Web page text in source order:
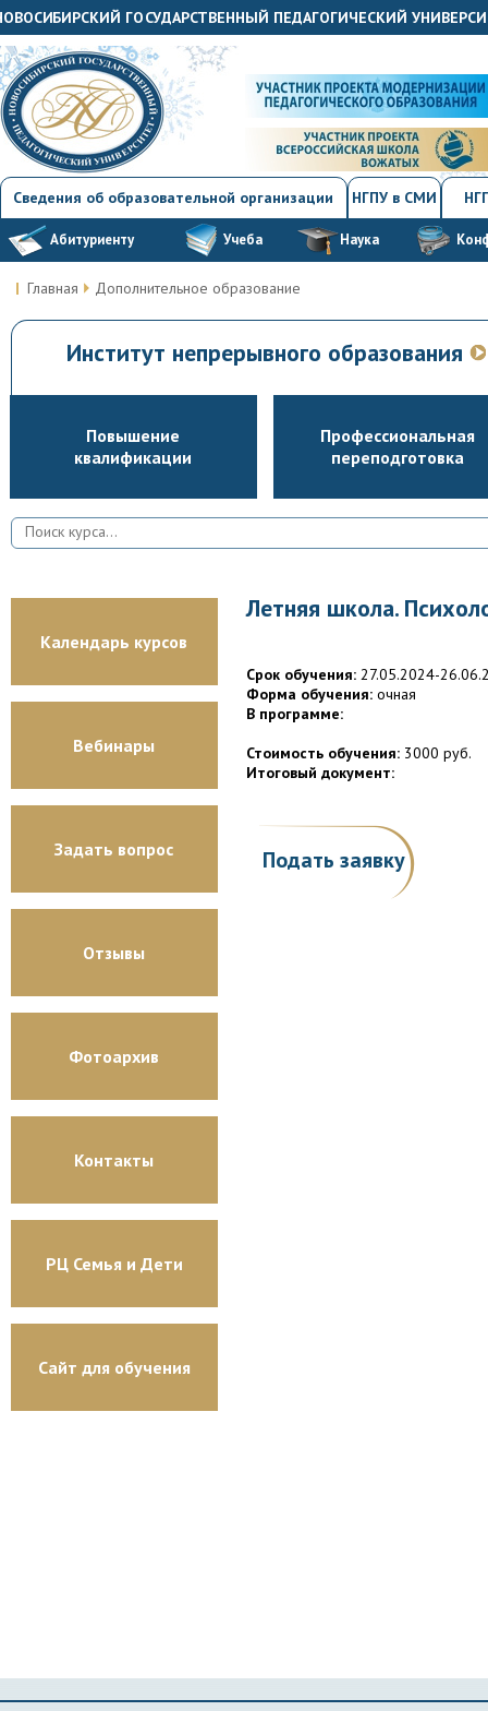
ГОСУДАРСТВЕННЫЙ ПЕДАГОГИЧЕСКИЙ
Сведения об образовательной организации НГПУ в СМИ
Абитуриенту Учеба Наука
Главная Дополнительное образование
Институт непрерывного образования
Повышение
квалификации
Профессиональная
переподготовка
Календарь курсов
Вебинары
Задать вопрос
Отзывы
Фотоархив
Контакты
РЦ Семья и Дети
Сайт для обучения
Летняя школа.
Срок обучения: 27.05.2024-
Форма обучения: очная
В программе:
Стоимость обучения: 3000 руб.
Итоговый документ:
Подать заявку